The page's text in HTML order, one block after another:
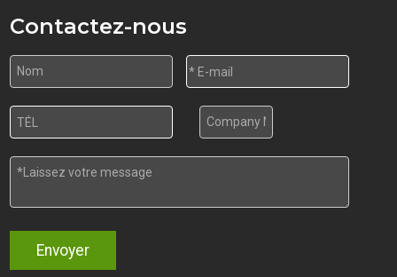
Contactez-nous
Envoyer